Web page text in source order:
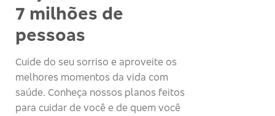
7 milhões de
pessoas
Cuide do seu sorriso e aproveite os
melhores momentos da vida com
saúde. Conheça nossos planos feitos
para cuidar de você e de quem você